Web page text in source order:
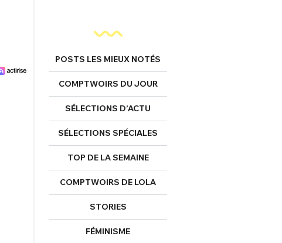
POSTS LES MIEUX NOTÉS
COMPTWOIRS DU JOUR
SÉLECTIONS D’ACTU
SÉLECTIONS SPÉCIALES
TOP DE LA SEMAINE
COMPTWOIRS DE LOLA
STORIES
FÉMINISME